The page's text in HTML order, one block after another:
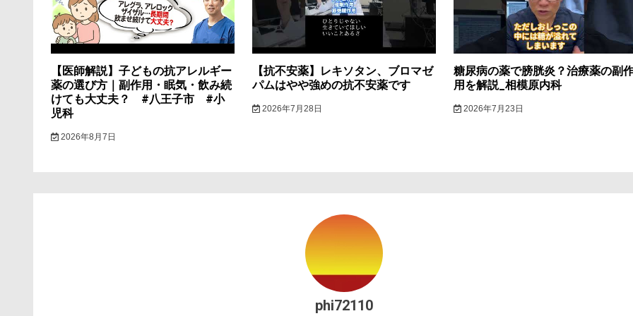
ョ
ン
【医師解説】子どもの抗アレルギー
薬の選び方｜副作用・眠気・飲み続
けても大丈夫？ #八王子市 #小
児科
2026年8月7日
【抗不安薬】レキソタン、ブロマゼ
パムはやや強めの抗不安薬です
2026年7月28日
糖尿病の薬で膀胱炎？治療薬の副
用を解説_相模原内科
2026年7月23日
phi72110